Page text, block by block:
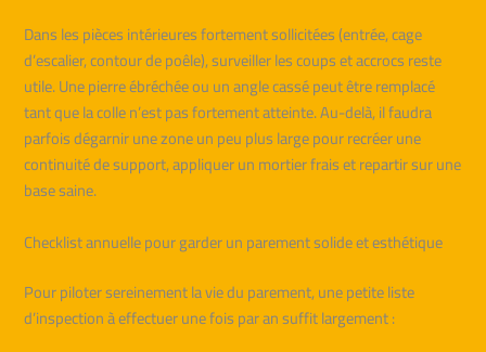
Dans les pièces intérieures fortement sollicitées (entrée, cage
d’escalier, contour de poêle), surveiller les coups et accrocs reste
utile. Une pierre ébréchée ou un angle cassé peut être remplacé
tant que la colle n’est pas fortement atteinte. Au-delà, il faudra
parfois dégarnir une zone un peu plus large pour recréer une
continuité de support, appliquer un mortier frais et repartir sur une
base saine.
Checklist annuelle pour garder un parement solide et esthétique
Pour piloter sereinement la vie du parement, une petite liste
d’inspection à effectuer une fois par an suffit largement :